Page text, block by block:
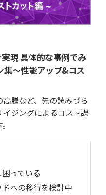
現 具体的な事例でみ
集～性能アップ&コス
騰など、先の読みづら
ジングによるコスト課
っている
への移行を検討中